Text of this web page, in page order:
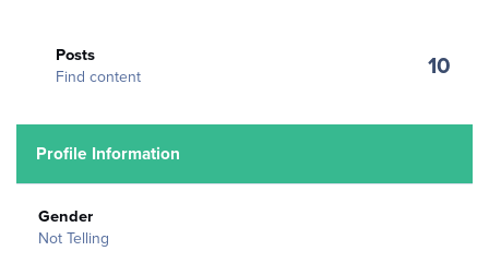
Posts
Find content
10
Profile Information
Gender
Not Telling